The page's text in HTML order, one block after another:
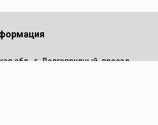
обл., г. Долгопрудный, проезд